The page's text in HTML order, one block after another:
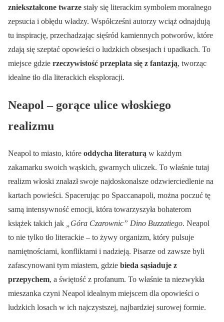
zniekształcone twarze stały się literackim symbolem moralnego
zepsucia i obłędu władzy. Współcześni autorzy wciąż odnajdują
tu inspirację, przechadzając sięśród kamiennych potworów, które
zdają się szeptać opowieści o ludzkich obsesjach i upadkach. To
miejsce gdzie rzeczywistość przeplata się z fantazją, tworząc
idealne tło dla literackich eksploracji.
Neapol – gorące ulice włoskiego
realizmu
Neapol to miasto, które oddycha literaturą w każdym
zakamarku swoich wąskich, gwarnych uliczek. To właśnie tutaj
realizm włoski znalazł swoje najdoskonalsze odzwierciedlenie na
kartach powieści. Spacerując po Spaccanapoli, można poczuć tę
samą intensywność emocji, która towarzyszyła bohaterom
książek takich jak
„Góra Czarownic” Dino Buzzatiego. Neapol
to nie tylko tło literackie – to żywy organizm, który pulsuje
namiętnościami, konfliktami i nadzieją. Pisarze od zawsze byli
zafascynowani tym miastem, gdzie bieda sąsiaduje z
przepychem, a świętość z profanum. To właśnie ta niezwykła
mieszanka czyni Neapol idealnym miejscem dla opowieści o
ludzkich losach w ich najczystszej, najbardziej surowej formie.